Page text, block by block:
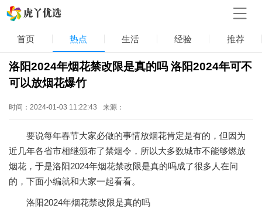
首页 热点 生活 经验 推荐
洛阳2024年烟花禁改限是真的吗 洛阳2024年可不
可以放烟花爆竹
时间：2024-01-03 11:22:43 来源：
要说每年春节大家必做的事情放烟花肯定是有的，但因为
近几年各省市相继颁布了禁烟令，所以大多数城市不能够燃放
烟花，于是洛阳2024年烟花禁改限是真的吗成了很多人在问
的，下面小编就和大家一起看看。
洛阳2024年烟花禁改限是真的吗